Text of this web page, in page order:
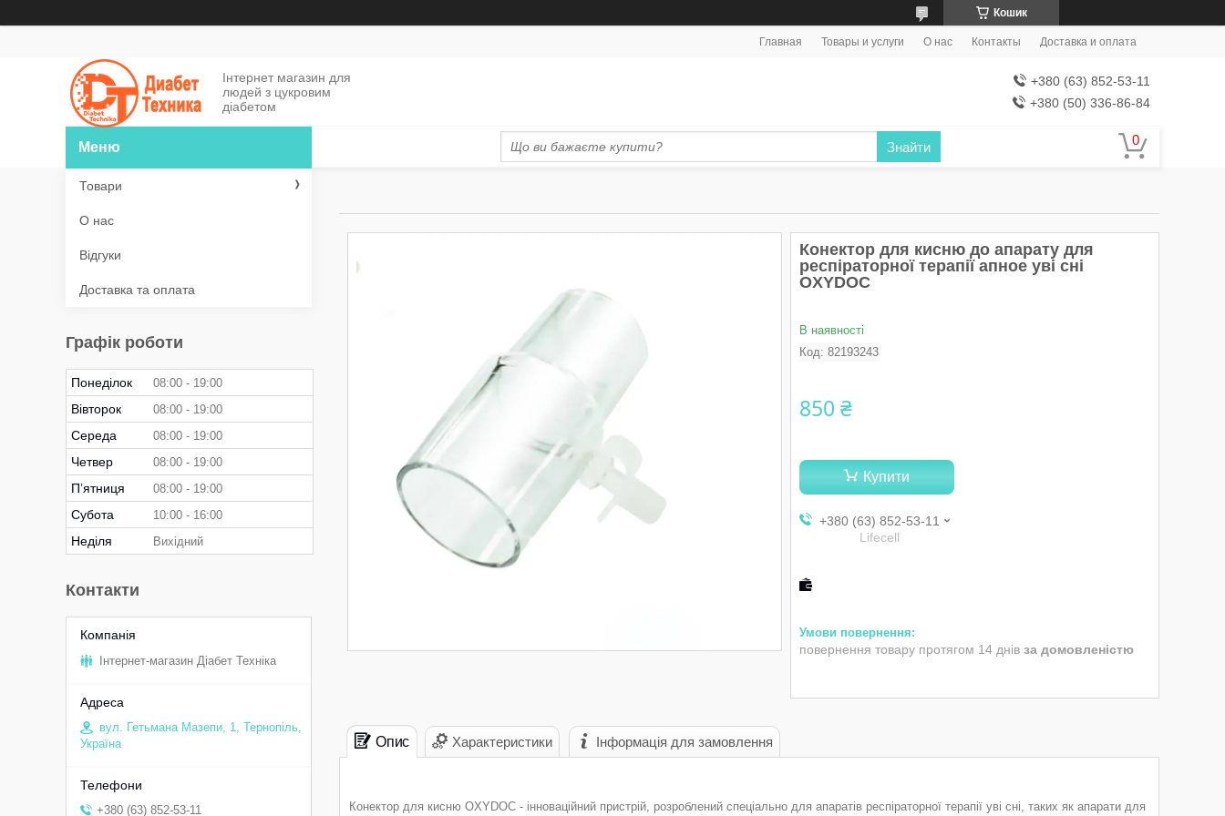
Кошик
Главная Товары и услуги О нас Контакты Доставка и оплата
Інтернет магазин для
людей з цукровим
діабетом
+380 (63) 852-53-11
+380 (50) 336-86-84
Знайти
Конектор для кисню до апарату для
респіраторної терапії апное уві сні
OXYDOC
В наявності
Код: 82193243
850 ₴
Купити
+380 (63) 852-53-11
Lifecell
повернення товару протягом 14 днів за домовленістю
Опис Характеристики Інформація для замовлення
Конектор для кисню OXYDOC - інноваційний пристрій, розроблений спеціально для апаратів респіраторної терапії уві сні, таких як апарати для
Товари
О нас
Відгуки
Доставка та оплата
Графік роботи
Понеділок 08:00 19:00
Вівторок 08:00 19:00
Середа 08:00 19:00
Четвер 08:00 19:00
Пʼятниця 08:00 19:00
Субота 10:00 16:00
Неділя Вихідний
Контакти
Інтернет-магазин Діабет Техніка
вул. Гетьмана Мазепи, 1, Тернопіль,
Україна
+380 (63) 852-53-11